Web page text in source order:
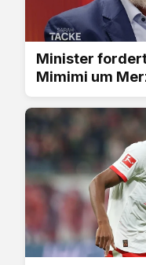
Minister
Mimimi um